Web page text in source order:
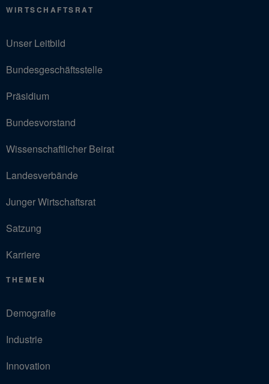
WIRTSCHAFTSRAT
Unser Leitbild
Bundesgeschäftsstelle
Präsidium
Bundesvorstand
Wissenschaftlicher Beirat
Landesverbände
Junger Wirtschaftsrat
Satzung
Karriere
THEMEN
Demografie
Industrie
Innovation